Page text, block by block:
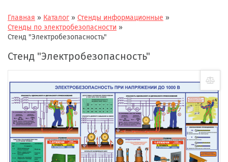
Главная » Каталог » Стенды информационные »
Стенды по электробезопасности »
Стенд "Электробезопасность"
Стенд "Электробезопасность"